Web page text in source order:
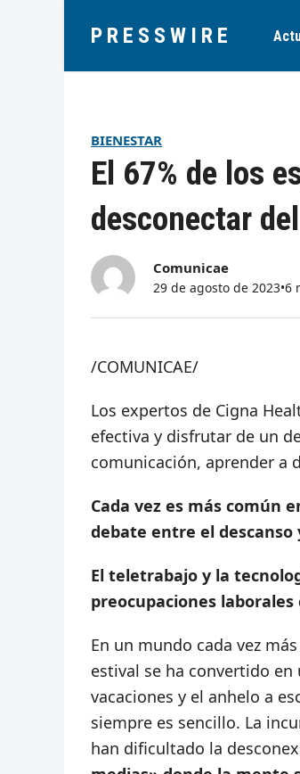
PRESSWIRE
BIENESTAR
El 67% de los
desconectar
Comunicae
29 de agosto de 2023•6
/COMUNICAE/
Los expertos de Cigna
efectiva y disfrutar de un
comunicación, aprender a
Cada vez es más común
debate entre el descanso
El teletrabajo y la
preocupaciones
En un mundo cada vez
estival se ha convertido en
vacaciones y el anhelo a
siempre es sencillo. La
han dificultado la